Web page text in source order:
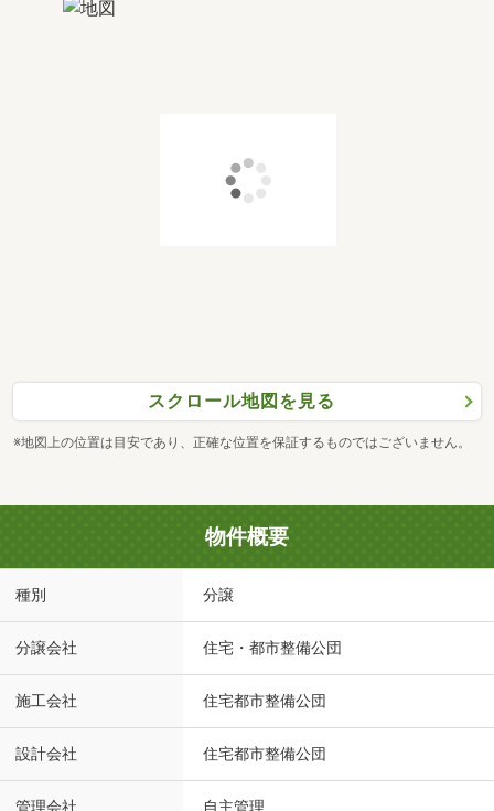
スクロール地図を見る
※地図上の位置は目安であり、正確な位置を保証するものではございません。
物件概要
種別 分譲
分譲会社 住宅・都市整備公団
施工会社 住宅都市整備公団
設計会社 住宅都市整備公団
自主管理